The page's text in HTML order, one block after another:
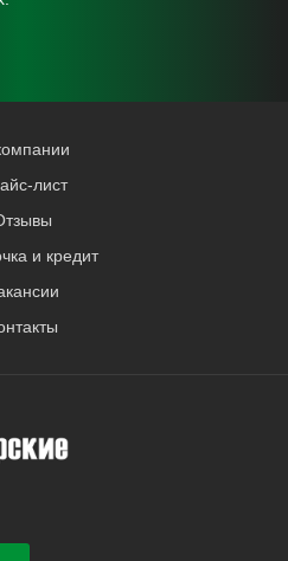
лист
и кредит